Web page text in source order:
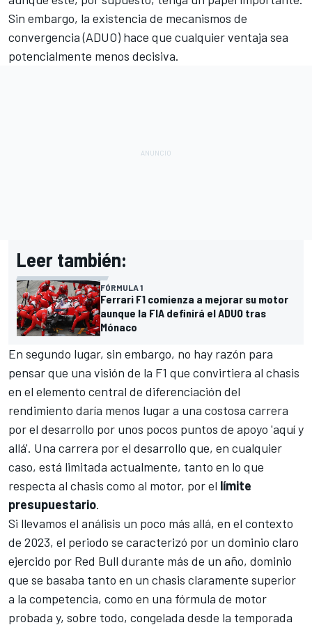
Sin embargo, la existencia de mecanismos de
convergencia (ADUO) hace que cualquier ventaja sea
potencialmente menos decisiva.
Leer también:
FÓRMULA 1
Ferrari F1 comienza a mejorar su motor
aunque la FIA definirá el ADUO tras
Mónaco
En segundo lugar, sin embargo, no hay razón para
pensar que una visión de la F1 que convirtiera al chasis
en el elemento central de diferenciación del
rendimiento daría menos lugar a una costosa carrera
por el desarrollo por unos pocos puntos de apoyo 'aquí y
allá'. Una carrera por el desarrollo que, en cualquier
caso, está limitada actualmente, tanto en lo que
respecta al chasis como al motor, por el límite
presupuestario.
Si llevamos el análisis un poco más allá, en el contexto
de 2023, el periodo se caracterizó por un dominio claro
ejercido por Red Bull durante más de un año, dominio
que se basaba tanto en un chasis claramente superior
a la competencia, como en una fórmula de motor
probada y, sobre todo, congelada desde la temporada